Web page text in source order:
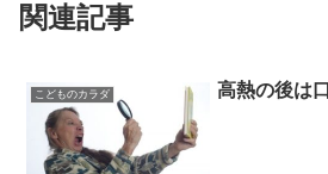
関連記事
こどものカラダ 高熱の後は